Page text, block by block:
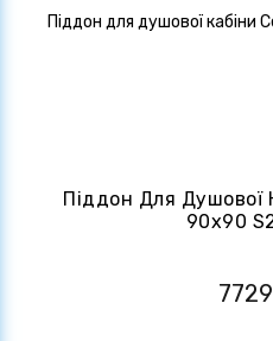
Піддон Для Душової
90x90
7729